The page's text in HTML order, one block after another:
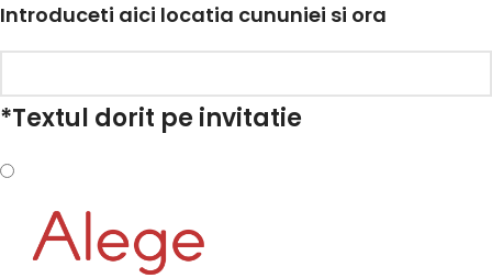
Introduceti aici locatia cununiei si ora
*Textul dorit pe invitatie